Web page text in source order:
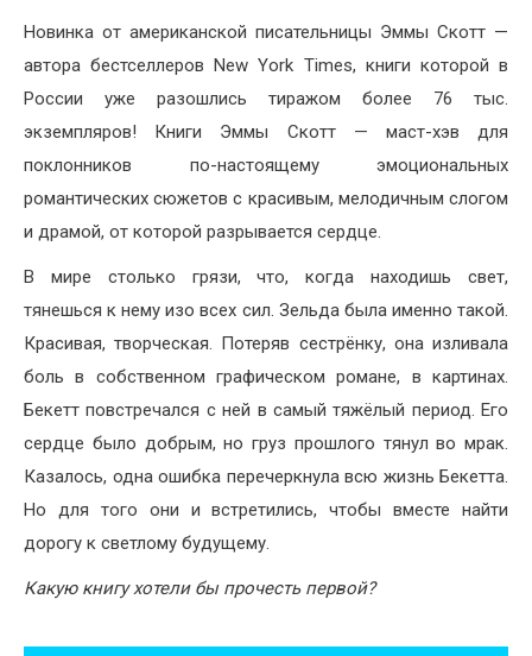
Новинка от американской писательницы Эммы Скотт —
автора бестселлеров New York Times, книги которой в
России уже разошлись тиражом более 76 тыс.
экземпляров! Книги Эммы Скотт — маст-хэв для
поклонников по-настоящему эмоциональных
романтических сюжетов с красивым, мелодичным слогом
и драмой, от которой разрывается сердце.
В мире столько грязи, что, когда находишь свет,
тянешься к нему изо всех сил. Зельда была именно такой.
Красивая, творческая. Потеряв сестрёнку, она изливала
боль в собственном графическом романе, в картинах.
Бекетт повстречался с ней в самый тяжёлый период. Его
сердце было добрым, но груз прошлого тянул во мрак.
Казалось, одна ошибка перечеркнула всю жизнь Бекетта.
Но для того они и встретились, чтобы вместе найти
дорогу к светлому будущему.
Какую книгу хотели бы прочесть первой?